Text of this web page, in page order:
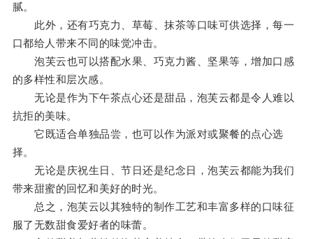
腻。
此外，还有巧克力、草莓、抹茶等口味可供选择，每一
口都给人带来不同的味觉冲击。
泡芙云也可以搭配水果、巧克力酱、坚果等，增加口感
的多样性和层次感。
无论是作为下午茶点心还是甜品，泡芙云都是令人难以
抗拒的美味。
它既适合单独品尝，也可以作为派对或聚餐的点心选
择。
无论是庆祝生日、节日还是纪念日，泡芙云都能为我们
带来甜蜜的回忆和美好的时光。
总之，泡芙云以其独特的制作工艺和丰富多样的口味征
服了无数甜食爱好者的味蕾。